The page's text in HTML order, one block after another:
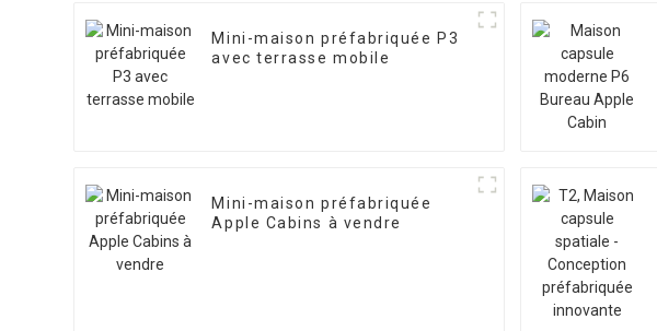
Mini-maison préfabriquée P3
avec terrasse mobile
Mini-maison préfabriquée
Apple Cabins à vendre